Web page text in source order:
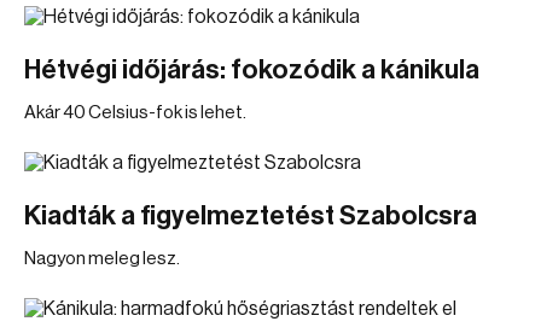
Hétvégi időjárás: fokozódik a kánikula
Akár 40 Celsius-fok is lehet.
Kiadták a figyelmeztetést Szabolcsra
Nagyon meleg lesz.